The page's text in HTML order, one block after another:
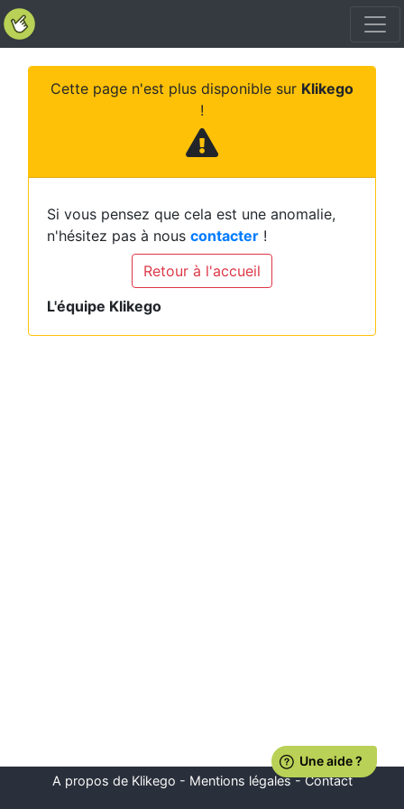
Cette page n'est plus disponible sur Klikego
!
Si vous pensez que cela est une anomalie,
n'hésitez pas à nous contacter !
Retour à l'accueil
L'équipe Klikego
A propos de Klikego - Mentions légales-Contact